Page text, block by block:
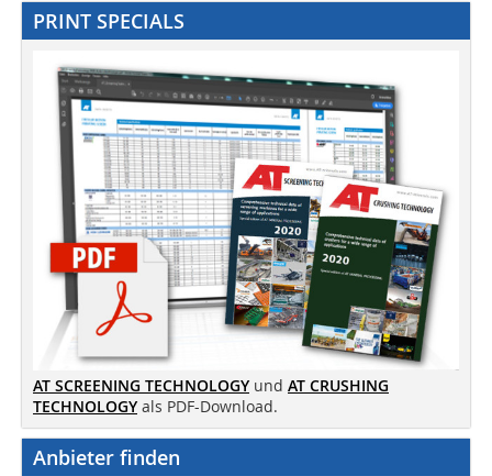
PRINT SPECIALS
AT SCREENING TECHNOLOGY und AT CRUSHING
TECHNOLOGY als PDF-Download.
Anbieter finden